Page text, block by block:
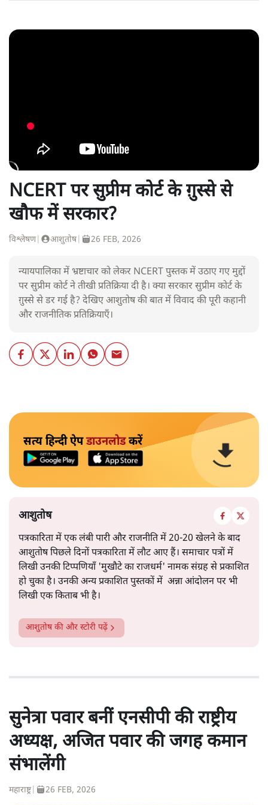
NCERT पर सुप्रीम कोर्ट के ग़ुस्से से
खौफ में सरकार?
विश्लेषण| आशुतोष| 26 FEB, 2026
न्यायपालिका में भ्रष्टाचार को लेकर NCERT पुस्तक में उठाए गए मुद्दों
पर सुप्रीम कोर्ट ने तीखी प्रतिक्रिया दी है। क्या सरकार सुप्रीम कोर्ट के
ग़ुस्से से डर गई है? देखिए आशुतोष की बात में विवाद की पूरी कहानी
और राजनीतिक प्रतिक्रियाएँ।
सत्य हिन्दी ऐपडाउनलोडकरें
आशुतोष
पत्रकारिता में एक लंबी पारी और राजनीति में 20-20 खेलने के बाद
आशुतोष पिछले दिनों पत्रकारिता में लौट आए हैं। समाचार पत्रों में
लिखी उनकी टिप्पणियाँ 'मुखौटे का राजधर्म' नामक संग्रह से प्रकाशित
हो चुका है। उनकी अन्य प्रकाशित पुस्तकों में अन्ना आंदोलन पर भी
लिखी एक किताब भी है।
आशुतोषकी और स्टोरी पढ़ें
सुनेत्रा पवार बनीं एनसीपी की राष्ट्रीय
अध्यक्ष, अजित पवार की जगह कमान
संभालेंगी
महाराष्ट्र| 26 FEB, 2026